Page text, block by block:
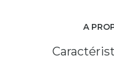
A